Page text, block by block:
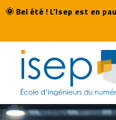
🌞Bel été ! L’Isep est en